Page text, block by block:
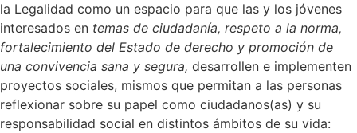
la Legalidad como un espacio para que las y los jóvenes
interesados en temas de ciudadanía, respeto a la norma,
fortalecimiento del Estado de derecho y promoción de
una convivencia sana y segura, desarrollen e implementen
proyectos sociales, mismos que permitan a las personas
reflexionar sobre su papel como ciudadanos(as) y su
responsabilidad social en distintos ámbitos de su vida: